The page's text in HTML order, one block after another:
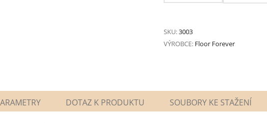
SKU:3003
VÝROBCE: Floor Forever
DOTAZ K PRODUKTU SOUBORY KE STAŽENÍ